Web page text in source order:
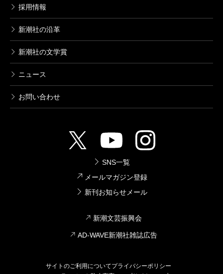
採用情報
新潮社の沿革
新潮社の文学賞
ニュース
お問い合わせ
SNS一覧
メールマガジン登録
新刊お知らせメール
新潮文芸振興会
AD-WAVE新潮社雑誌広告
サイトのご利用についてプライバシーポリシー